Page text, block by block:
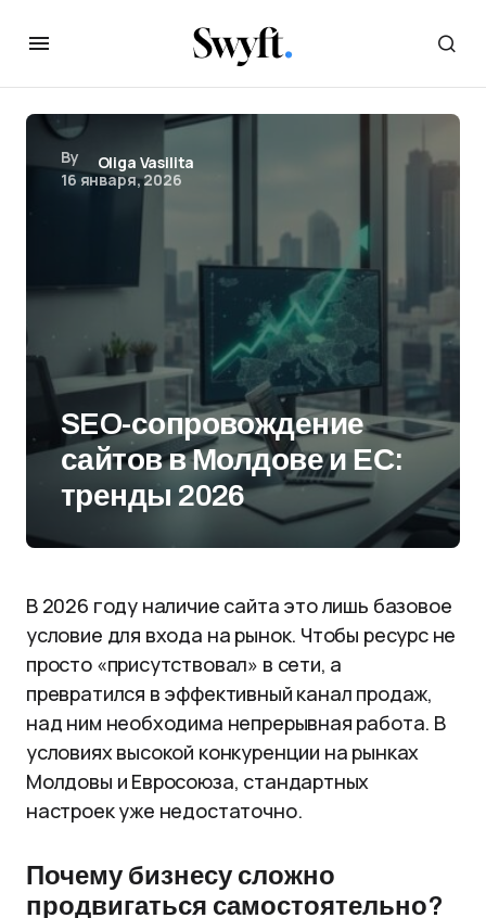
By
Oliga Vasilita
16 января, 2026
SEO-сопровождение
сайтов в Молдове и ЕС:
тренды 2026
В 2026 году наличие сайта это лишь базовое
условие для входа на рынок. Чтобы ресурс не
просто «присутствовал» в сети, а
превратился в эффективный канал продаж,
над ним необходима непрерывная работа. В
условиях высокой конкуренции на рынках
Молдовы и Евросоюза, стандартных
настроек уже недостаточно.
Почему бизнесу сложно
продвигаться самостоятельно?